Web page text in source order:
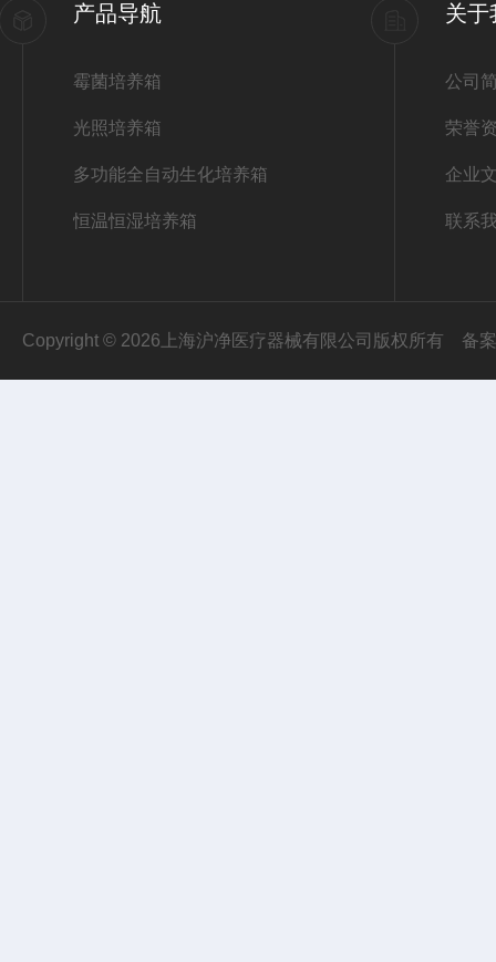
产品导航
霉菌培养箱
光照培养箱
多功能全自动生化培养箱
恒温恒湿培养箱
关于
公司
荣誉
企业
联系
Copyright © 2026上海沪净医疗器械有限公司版权所有 备